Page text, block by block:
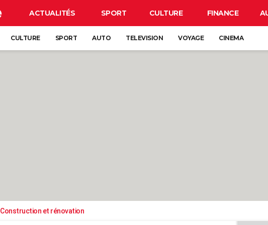
ACTUALITÉS SPORT CULTURE FINANCE
CULTURE SPORT AUTO TELEVISION VOYAGE CINEMA
Construction et rénovation